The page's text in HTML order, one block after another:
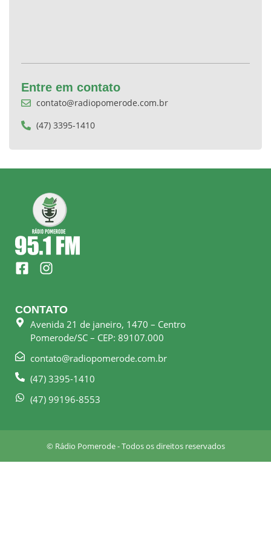
Entre em contato
contato@radiopomerode.com.br
(47) 3395-1410
F
a
e
b
o
k
s
q
a
I
n
t
a
g
r
a
m
CONTATO
Avenida 21 de janeiro, 1470 – Centro
Pomerode/SC – CEP: 89107.000
contato@radiopomerode.com.br
(47) 3395-1410
(47) 99196-8553
© Rádio Pomerode - Todos os direitos reservados